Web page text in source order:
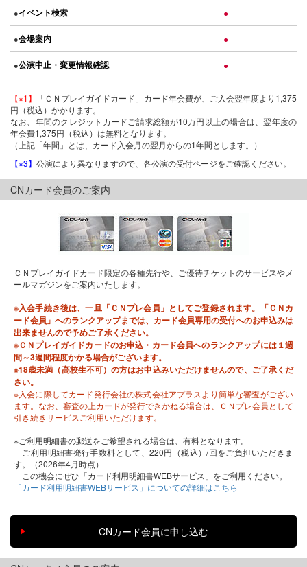
●イベント検索 ●
●会場案内 ●
●公演中止・変更情報確認 ●
【※1】
「ＣＮプレイガイドカード」カード年会費が、ご入会翌年度より1,375
円（税込）かかります。
なお、年間のクレジットカードご請求総額が10万円以上の場合は、翌年度の
年会費1,375円（税込）は無料となります。
（上記「年間」とは、カード入会月の翌月からの1年間とします。）
【※3】 公演により異なりますので、各公演の受付ページをご確認ください。
CNカード会員のご案内
ＣＮプレイガイドカード限定の各種先行や、ご優待チケットのサービスやメ
ールマガジンをご案内いたします。
※入会手続き後は、一旦「ＣＮプレ会員」としてご登録されます。「ＣＮカ
ード会員」へのランクアップまでは、カード会員専用の受付へのお申込みは
出来ませんので予めご了承ください。
※ＣＮプレイガイドカードのお申込・カード会員へのランクアップには１週
間～3週間程度かかる場合がございます。
※18歳未満（高校生不可）の方はお申込みいただけませんので、ご了承くだ
さい。
※入会に際してカード発行会社の株式会社アプラスより簡単な審査がござい
ます。なお、審査の上カードが発行できかねる場合は、ＣＮプレ会員として
引き続きサービスご利用いただけます。
※ご利用明細書の郵送をご希望される場合は、有料となります。
ご利用明細書発行手数料として、220円（税込）/回をご負担いただきま
す。（2026年4月時点）
この機会にぜひ「カード利用明細書WEBサービス」をご利用ください。
「カード利用明細書WEBサービス」についての詳細はこちら